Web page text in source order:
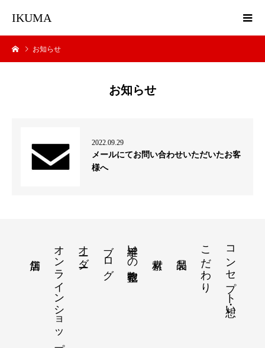
IKUMA
お知らせ
お知らせ
2022.09.29
メールにてお問い合わせいただいたお客
様へ
コンセプト・想い
こだわり
手縫いの鞄教室
ブログ
オーダー
オンラインショップ